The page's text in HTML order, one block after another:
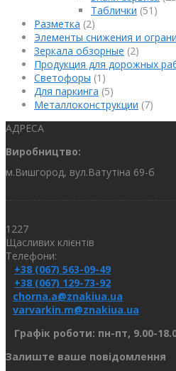
Таблички (51)
Разметка (2)
Элементы снижения и
Зеркала обзорные (2)
Продукция для дорожных
Светофоры (1)
Для паркинга (5)
Металлоконструкции (7)
АДРЕСА
Виробництво:
м.Вишгород, вул.Ватутіна 69-б
1227
Щасливих клієнтів
Телефони:
+38 (067) 563-09-49
+38 (067) 129-73-92
chorna.a@znakiua.ua
varvarkin.m@znakiua.ua
Графік роботи: пн-пт, 9.00-
Залиште ваше повідомлення